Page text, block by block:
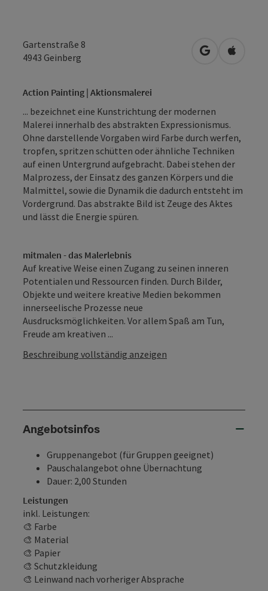
Gartenstraße 8
4943 Geinberg in Google
in
Action Painting | Aktionsmalerei
... bezeichnet eine Kunstrichtung der modernen
Malerei innerhalb des abstrakten Expressionismus.
Ohne darstellende Vorgaben wird Farbe durch werfen,
tropfen, spritzen schütten oder ähnliche Techniken
auf einen Untergrund aufgebracht. Dabei stehen der
Malprozess, der Einsatz des ganzen Körpers und die
Malmittel, sowie die Dynamik die dadurch entsteht im
Vordergrund. Das abstrakte Bild ist Zeuge des Aktes
und lässt die Energie spüren.
mitmalen - das Malerlebnis
Auf kreative Weise einen Zugang zu seinen inneren
Potentialen und Ressourcen finden. Durch Bilder,
Objekte und weitere kreative Medien bekommen
innerseelische Prozesse neue
Ausdrucksmöglichkeiten. Vor allem Spaß am Tun,
Freude am kreativen ...
Beschreibung vollständig anzeigen
Angebotsinfos
Gruppenangebot (für Gruppen geeignet)
Pauschalangebot ohne Übernachtung
Dauer: 2,00 Stunden
Leistungen
inkl. Leistungen:
🎨 Farbe
🎨 Material
🎨 Papier
🎨 Schutzkleidung
🎨 Leinwand nach vorheriger Absprache